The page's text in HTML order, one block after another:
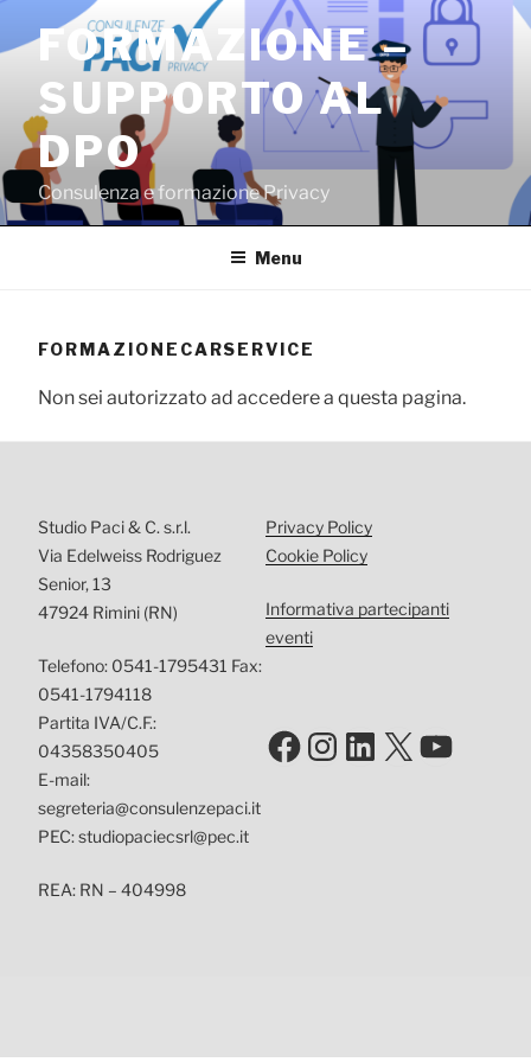
contenuto
FORMAZIONE –
SUPPORTO AL
DPO
Consulenza e formazione Privacy
Menu
FORMAZIONECARSERVICE
Non sei autorizzato ad accedere a questa pagina.
Studio Paci & C. s.r.l.
Via Edelweiss Rodriguez
Senior, 13
47924 Rimini (RN)
Telefono: 0541-1795431 Fax:
0541-1794118
Partita IVA/C.F.:
04358350405
E-mail:
segreteria@consulenzepaci.it
PEC: studiopaciecsrl@pec.it
REA: RN – 404998
Privacy Policy
Cookie Policy
Informativa partecipanti
eventi
Facebook
Instagram
LinkedIn
X